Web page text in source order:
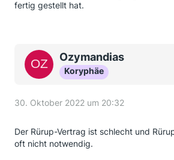
fertig gestellt hat.
Ozymandias
Koryphäe
30. Oktober 2022 um 20:32
Der Rürup-Vertrag ist schlecht und
oft nicht notwendig.